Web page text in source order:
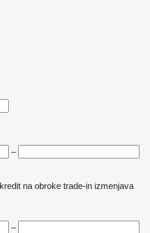
–
kredit na obroke trade-in izmenjava
–